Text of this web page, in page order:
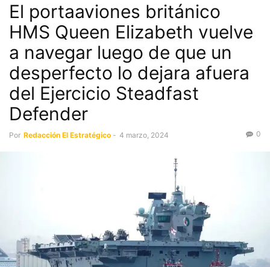
El portaaviones británico
HMS Queen Elizabeth vuelve
a navegar luego de que un
desperfecto lo dejara afuera
del Ejercicio Steadfast
Defender
Por Redacción El Estratégico - 4 marzo, 2024 0